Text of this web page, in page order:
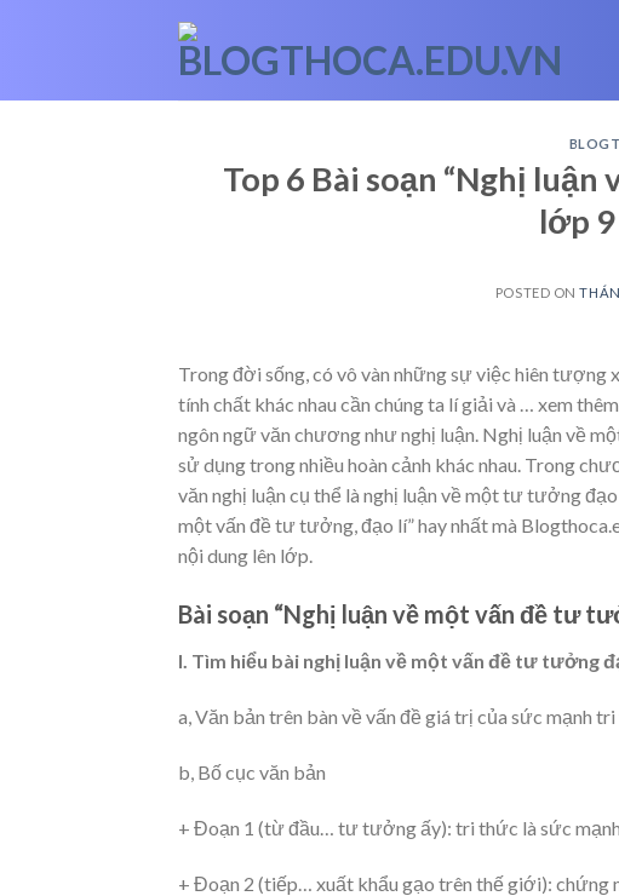
Top 6 Bài soạn “Nghị
lớp
POSTED ON
Trong đời sống, có vô vàn những sự việc hiên tượng
tính chất khác nhau cần chúng ta lí giải và
… xem
ngôn ngữ văn chương như nghị luận. Nghị luận về
sử dụng trong nhiều hoàn cảnh khác nhau. Trong
văn nghị luận cụ thể là nghị luận về một tư tưởng
một vấn đề tư tưởng, đạo lí” hay nhất mà
nội dung lên lớp.
Bài soạn “Nghị luận về một vấn đề tư
I. Tìm hiểu bài nghị luận về một vấn đề tư tưởng
a, Văn bản trên bàn về vấn đề giá trị của sức mạnh
b, Bố cục văn bản
+ Đoạn 1 (từ đầu… tư tưởng ấy): tri thức là sức mạnh
+ Đoạn 2 (tiếp… xuất khẩu gạo trên thế giới): chứng